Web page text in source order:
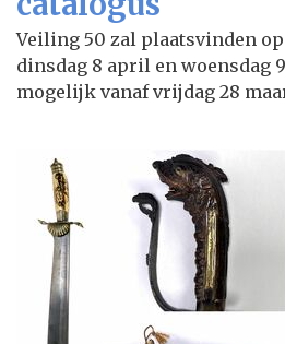
Veiling 50 zal plaatsvinden
dinsdag 8 april en woensdag
mogelijk vanaf vrijdag 28